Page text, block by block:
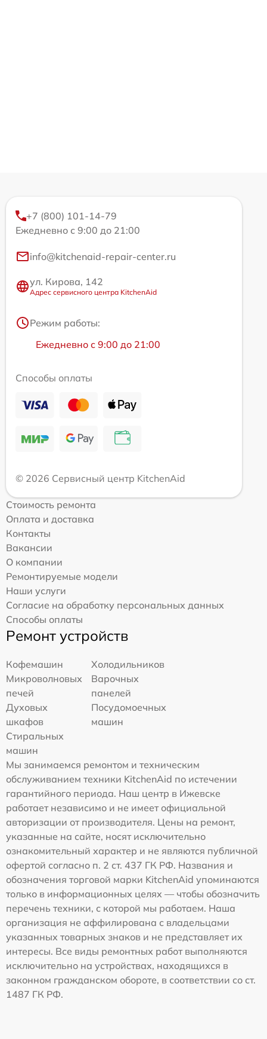
+7 (800) 101-14-79
Ежедневно с 9:00 до 21:00
info@kitchenaid-repair-center.ru
ул. Кирова, 142
Адрес сервисного центра KitchenAid
Режим работы:
Ежедневно с 9:00 до 21:00
Способы оплаты
© 2026 Сервисный центр KitchenAid
Стоимость ремонта
Оплата и доставка
Контакты
Вакансии
О компании
Ремонтируемые модели
Наши услуги
Согласие на обработку персональных данных
Способы оплаты
Ремонт устройств
Кофемашин
Холодильников
Микроволновых
печей
Варочных
панелей
Духовых
шкафов
Посудомоечных
машин
Стиральных
машин
Мы занимаемся ремонтом и техническим
обслуживанием техники KitchenAid по истечении
гарантийного периода. Наш центр в Ижевске
работает независимо и не имеет официальной
авторизации от производителя. Цены на ремонт,
указанные на сайте, носят исключительно
ознакомительный характер и не являются публичной
офертой согласно п. 2 ст. 437 ГК РФ. Названия и
обозначения торговой марки KitchenAid упоминаются
только в информационных целях — чтобы обозначить
перечень техники, с которой мы работаем. Наша
организация не аффилирована с владельцами
указанных товарных знаков и не представляет их
интересы. Все виды ремонтных работ выполняются
исключительно на устройствах, находящихся в
законном гражданском обороте, в соответствии со ст.
1487 ГК РФ.